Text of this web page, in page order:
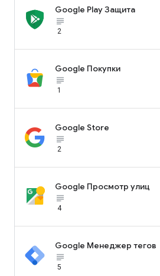
Google Play Защита
subject_black
2
Google Покупки
subject_black
1
Google Store
subject_black
2
Google Просмотр улиц
subject_black
4
Google Менеджер тегов
subject_black
5